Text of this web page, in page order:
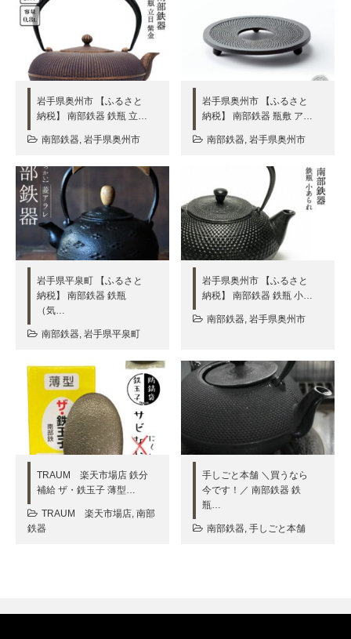
岩手県奥州市 【ふるさと
納税】 南部鉄器 鉄瓶 立…
南部鉄器, 岩手県奥州市
岩手県奥州市 【ふるさと
納税】 南部鉄器 瓶敷 ア…
南部鉄器, 岩手県奥州市
岩手県平泉町 【ふるさと
納税】 南部鉄器 鉄瓶
（気…
南部鉄器, 岩手県平泉町
岩手県奥州市 【ふるさと
納税】 南部鉄器 鉄瓶 小…
南部鉄器, 岩手県奥州市
TRAUM 楽天市場店 鉄分
補給 ザ・鉄玉子 薄型…
TRAUM 楽天市場店, 南部
鉄器
手しごと本舗 ＼買うなら
今です！／ 南部鉄器 鉄
瓶…
南部鉄器, 手しごと本舗